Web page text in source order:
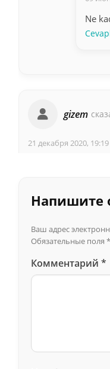
Ne
gizem
21 декабря 2020, 19:19
Напишите
Ваш адрес
Обязательные поля *
Комментарий *